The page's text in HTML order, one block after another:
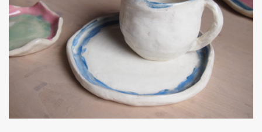
夏休み親子陶芸2017こども
作品
生徒作品